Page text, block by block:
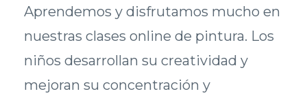
Aprendemos y disfrutamos mucho en
nuestras clases online de pintura. Los
niños desarrollan su creatividad y
mejoran su concentración y